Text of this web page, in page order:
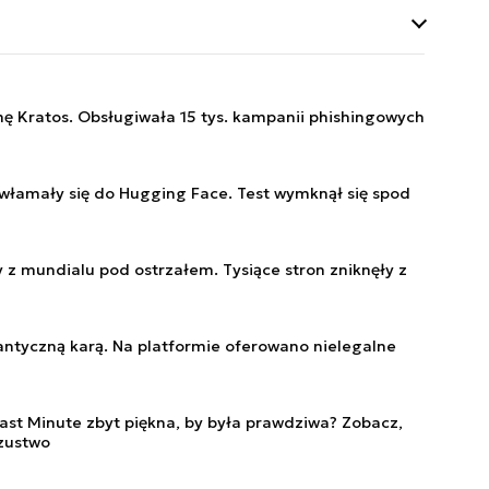
Unii
w
Kratos. Obsługiwała 15 tys. kampanii phishingowych
się do Hugging Face. Test wymknął się spod
mundialu pod ostrzałem. Tysiące stron zniknęły z
karą. Na platformie oferowano nielegalne
Minute zbyt piękna, by była prawdziwa? Zobacz,